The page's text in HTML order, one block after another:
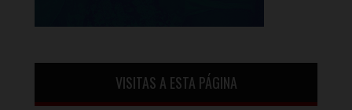
VISITAS A ESTA PÁGINA